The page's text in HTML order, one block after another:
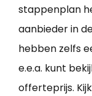
stappenplan
aanbieder in
hebben zelfs
e.e.a. kunt
offerteprijs.